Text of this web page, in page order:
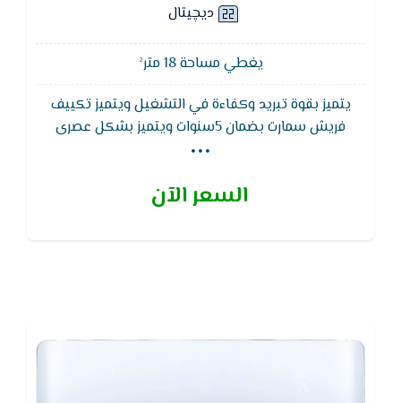
ديچيتال
يغطي مساحة 18 متر²
يتميز بقوة تبريد وكفاءة في التشغيل ويتميز تكييف
فريش سمارت بضمان 5سنوات ويتميز بشكل عصرى
يناسب جميع الاذواق ويعمل بشاشه ليد لمعرفة درجة
على تنقية الهواء للتمتع بهواء نقى وصحى
...
السعر الآن